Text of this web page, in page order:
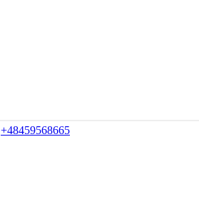
+48459568665